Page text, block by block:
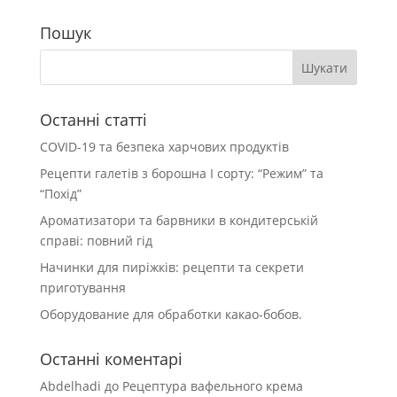
Пошук
Останні статті
COVID-19 та безпека харчових продуктів
Рецепти галетів з борошна І сорту: “Режим” та
“Похід”
Ароматизатори та барвники в кондитерській
справі: повний гід
Начинки для пиріжків: рецепти та секрети
приготування
Оборудование для обработки какао-бобов.
Останні коментарі
Abdelhadi до Рецептура вафельного крема